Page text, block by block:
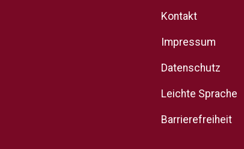
Kontakt
Impressum
Datenschutz
Leichte Sprache
Barrierefreiheit